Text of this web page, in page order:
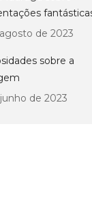
de 2023
sobre a
de 2023